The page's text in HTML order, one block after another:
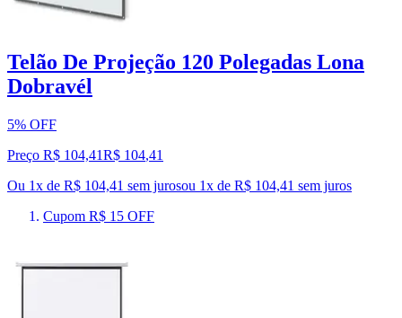
Telão De Projeção 120 Polegadas Lona
Dobravél
5% OFF
Preço R$ 104,41R$ 104,41
Ou 1x de R$ 104,41 sem jurosou 1x de R$ 104,41 sem juros
Cupom R$ 15 OFF